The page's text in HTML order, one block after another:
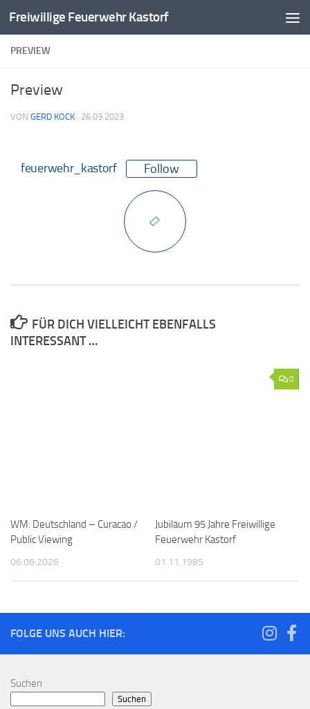
Zum Inhalt springen
Freiwillige Feuerwehr Kastorf
PREVIEW
Preview
VON GERD KOCK · 26.03.2023
feuerwehr_kastorf Follow
FÜR DICH VIELLEICHT EBENFALLS
INTERESSANT …
WM: Deutschland – Curacao /
Public Viewing
06.06.2026
0
Jubiläum 95 Jahre Freiwillige
Feuerwehr Kastorf
01.11.1985
FOLGE UNS AUCH HIER:
Suchen
Suchen